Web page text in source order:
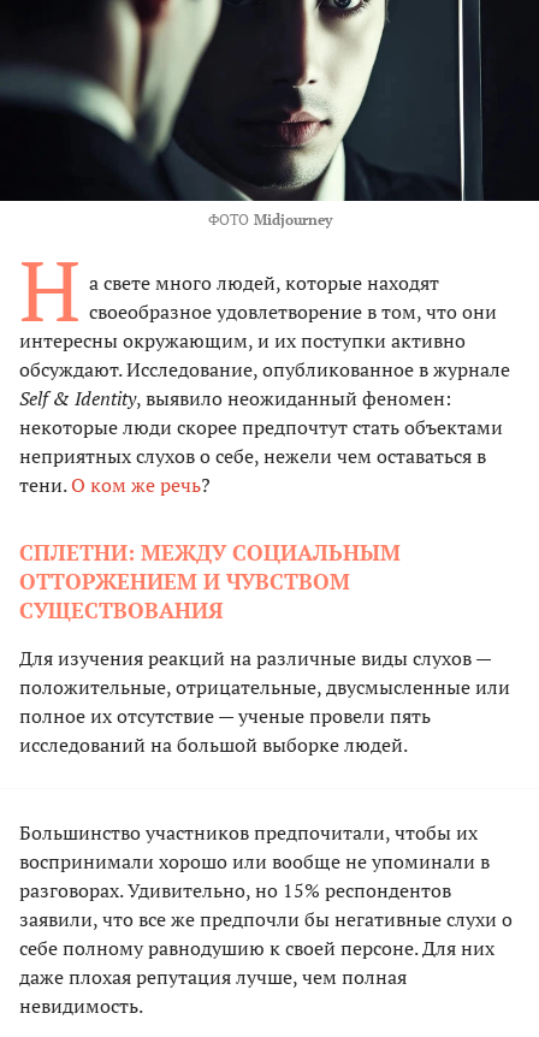
ФОТО Midjourney
Н а свете много людей, которые находят
своеобразное удовлетворение в том, что они
интересны окружающим, и их поступки активно
обсуждают. Исследование, опубликованное в журнале
Self & Identity, выявило неожиданный феномен:
некоторые люди скорее предпочтут стать объектами
неприятных слухов о себе, нежели чем оставаться в
тени.О ком же речь?
СПЛЕТНИ: МЕЖДУ СОЦИАЛЬНЫМ
ОТТОРЖЕНИЕМ И ЧУВСТВОМ
СУЩЕСТВОВАНИЯ
Для изучения реакций на различные виды слухов —
положительные, отрицательные, двусмысленные или
полное их отсутствие — ученые провели пять
исследований на большой выборке людей.
Большинство участников предпочитали, чтобы их
воспринимали хорошо или вообще не упоминали в
разговорах. Удивительно, но 15% респондентов
заявили, что все же предпочли бы негативные слухи о
себе полному равнодушию к своей персоне. Для них
даже плохая репутация лучше, чем полная
невидимость.